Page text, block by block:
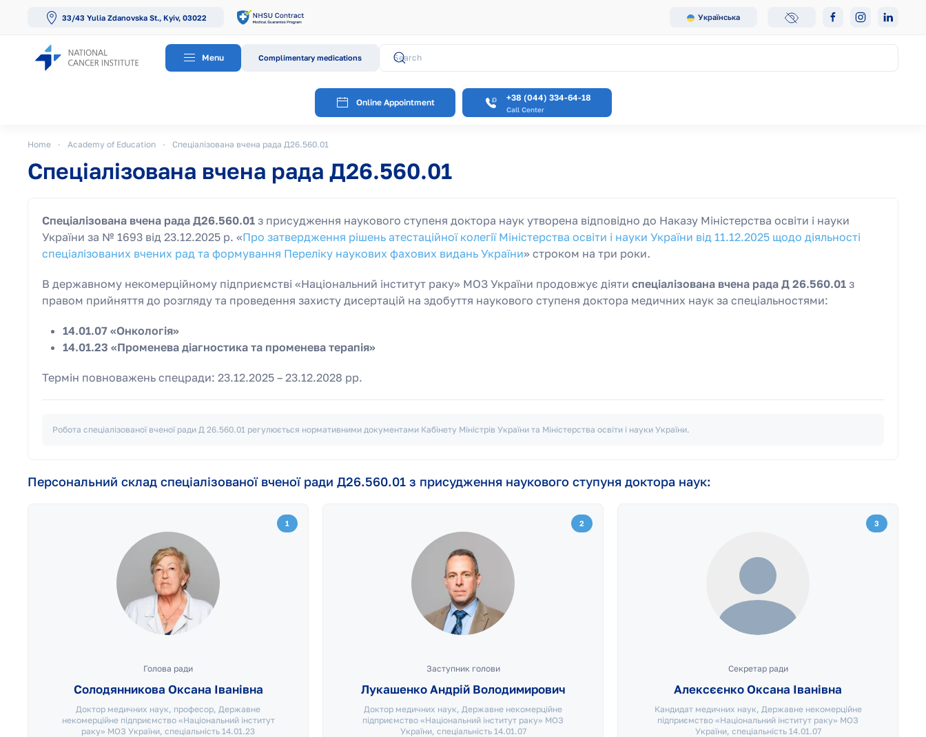
33/43 Yulia Zdanovska St., Kyiv, 03022 Українська
Menu Complimentary medications
Online Appointment +38 (044) 334-64-18
Call Center
Home Academy of Education Спеціалізована вчена рада Д26.560.01
Спеціалізована вчена рада Д26.560.01
Спеціалізована вчена рада Д26.560.01 з присудження наукового ступеня доктора наук утворена відповідно до Наказу Міністерства освіти і науки
України за № 1693 від 23.12.2025 р. «Про затвердження рішень атестаційної колегії Міністерства освіти і науки України від 11.12.2025 щодо діяльності
спеціалізованих вчених рад та формування Переліку наукових фахових видань України» строком на три роки.
В державному некомерційному підприємстві «Національний інститут раку» МОЗ України продовжує діяти спеціалізована вчена рада Д 26.560.01 з
правом прийняття до розгляду та проведення захисту дисертацій на здобуття наукового ступеня доктора медичних наук за спеціальностями:
14.01.07 «Онкологія»
14.01.23 «Променева діагностика та променева терапія»
Термін повноважень спецради: 23.12.2025 – 23.12.2028 рр.
Робота спеціалізованої вченої ради Д 26.560.01 регулюється нормативними документами Кабінету Міністрів України та Міністерства освіти і науки України.
Персональний склад спеціалізованої вченої ради Д26.560.01 з присудження наукового ступуня доктора наук:
Голова ради
1
Солодянникова Оксана Іванівна
Доктор медичних наук, професор, Державне
некомерційне підприємство «Національний інститут
раку» МОЗ України, спеціальність 14.01.23
Заступник голови
2
Лукашенко Андрій Володимирович
Доктор медичних наук, Державне некомерційне
підприємство «Національний інститут раку» МОЗ
України, спеціальність 14.01.07
Секретар ради
3
Алексєєнко Оксана Іванівна
Кандидат медичних наук, Державне некомерційне
підприємство «Національний інститут раку» МОЗ
України, спеціальність 14.01.07